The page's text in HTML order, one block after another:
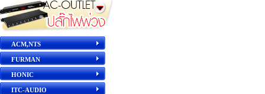
ACM,NTS
FURMAN
HONIC
ITC-AUDIO